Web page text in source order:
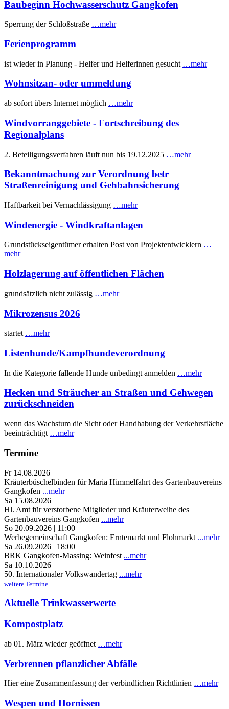
Baubeginn Hochwasserschutz Gangkofen
Sperrung der Schloßstraße …mehr
Ferienprogramm
ist wieder in Planung - Helfer und Helferinnen gesucht …mehr
Wohnsitzan- oder ummeldung
ab sofort übers Internet möglich …mehr
Windvorranggebiete - Fortschreibung des
Regionalplans
2. Beteiligungsverfahren läuft nun bis 19.12.2025 …mehr
Bekanntmachung zur Verordnung betr
Straßenreinigung und Gehbahnsicherung
Haftbarkeit bei Vernachlässigung …mehr
Windenergie - Windkraftanlagen
Grundstückseigentümer erhalten Post von Projektentwicklern …
mehr
Holzlagerung auf öffentlichen Flächen
grundsätzlich nicht zulässig …mehr
Mikrozensus 2026
startet …mehr
Listenhunde/Kampfhundeverordnung
In die Kategorie fallende Hunde unbedingt anmelden …mehr
Hecken und Sträucher an Straßen und Gehwegen
zurückschneiden
wenn das Wachstum die Sicht oder Handhabung der Verkehrsfläche
beeinträchtigt …mehr
Termine
Fr 14.08.2026
Kräuterbüschelbinden für Maria Himmelfahrt des Gartenbauvereins
Gangkofen ...mehr
Sa 15.08.2026
Hl. Amt für verstorbene Mitglieder und Kräuterweihe des
Gartenbauvereins Gangkofen ...mehr
So 20.09.2026 | 11:00
Werbegemeinschaft Gangkofen: Erntemarkt und Flohmarkt ...mehr
Sa 26.09.2026 | 18:00
BRK Gangkofen-Massing: Weinfest ...mehr
Sa 10.10.2026
50. Internationaler Volkswandertag ...mehr
weitere Termine ...
Aktuelle Trinkwasserwerte
Kompostplatz
ab 01. März wieder geöffnet …mehr
Verbrennen pflanzlicher Abfälle
Hier eine Zusammenfassung der verbindlichen Richtlinien …mehr
Wespen und Hornissen